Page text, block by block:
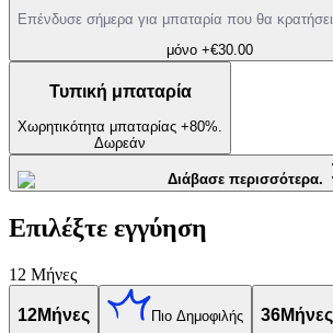
Επένδυσε σήμερα για μπαταρία που θα
μόνο +€30.00
Τυπική μπαταρία
Χωρητικότητα μπαταρίας +80%.
Δωρεάν
Διάβασε περισσότερα.
Επιλέξτε εγγύηση
12 Μήνες
12Μήνες Πιο Δημοφιλής 36Μήνες